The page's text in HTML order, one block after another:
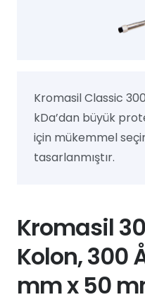
Kromasil Classic
kDa’dan büyük
için mükemmel
tasarlanmıştır.
Kromasil
Kolon, 300
mm x 50